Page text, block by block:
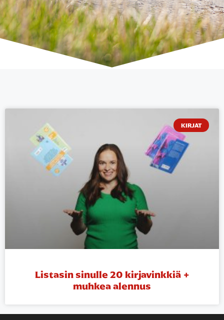
KIRJAT
Listasin sinulle 20 kirjavinkkiä +
muhkea alennus